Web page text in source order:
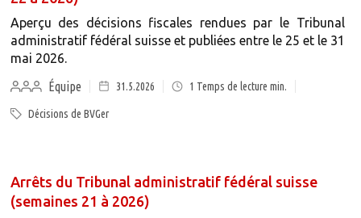
Aperçu des décisions fiscales rendues par le Tribunal
administratif fédéral suisse et publiées entre le 25 et le 31
mai 2026.
Équipe
31.5.2026 1 Temps de lecture min.
Décisions de BVGer
Arrêts du Tribunal administratif fédéral suisse
(semaines 21 à 2026)